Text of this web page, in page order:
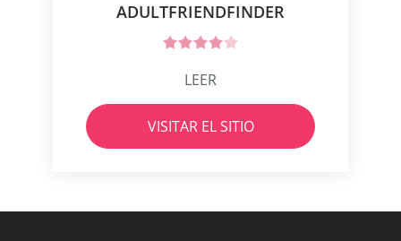
ADULTFRIENDFINDER
LEER
VISITAR EL SITIO